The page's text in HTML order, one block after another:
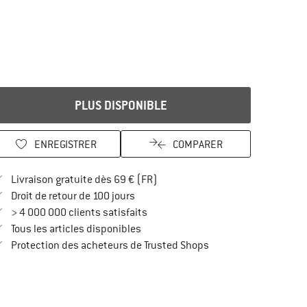
PLUS DISPONIBLE
ENREGISTRER COMPARER
Livraison gratuite dès 69 € (FR)
Droit de retour de 100 joursTrouve les informations de
> 4 000 000 clients satisfaits
Tous les articles disponibles
Protection des acheteurs de Trusted ShopsTrouve toutes les